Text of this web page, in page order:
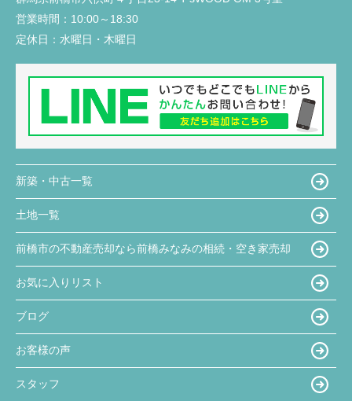
営業時間： 10:00～18:30
定休日： 水曜日・木曜日
新築・中古一覧
土地一覧
前橋市の不動産売却なら前橋みなみの相続・空き家売却
お気に入りリスト
ブログ
お客様の声
スタッフ